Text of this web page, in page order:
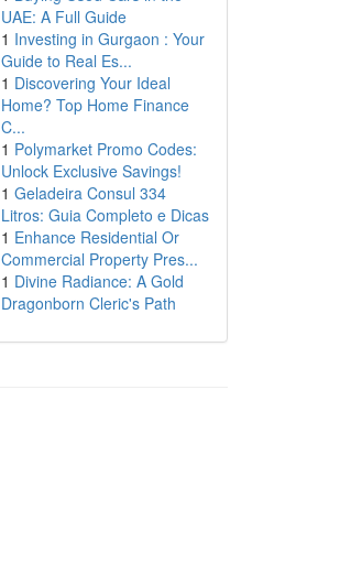
UAE: A Full Guide
1 Investing in Gurgaon : Your
Guide to Real Es...
1 Discovering Your Ideal
Home? Top Home Finance
C...
1 Polymarket Promo Codes:
Unlock Exclusive Savings!
1 Geladeira Consul 334
Litros: Guia Completo e Dicas
1 Enhance Residential Or
Commercial Property Pres...
1 Divine Radiance: A Gold
Dragonborn Cleric's Path